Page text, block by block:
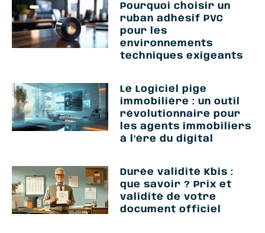
Pourquoi choisir un
ruban adhésif PVC
pour les
environnements
techniques exigeants
Le Logiciel pige
immobilière : un outil
révolutionnaire pour
les agents immobiliers
à l’ère du digital
Durée validité Kbis :
que savoir ? Prix et
validité de votre
document officiel